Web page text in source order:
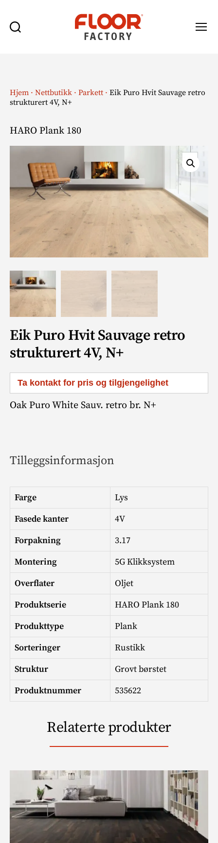
Hjem · Nettbutikk · Parkett · Eik Puro Hvit Sauvage retro
strukturert 4V, N+
HARO Plank 180
Eik Puro Hvit Sauvage retro
strukturert 4V, N+
Ta kontakt for pris og tilgjengelighet
Oak Puro White Sauv. retro br. N+
Tilleggsinformasjon
Farge
Lys
Fasede kanter
4V
Forpakning
3.17
Montering
5G Klikksystem
Overflater
Oljet
Produktserie
HARO Plank 180
Produkttype
Plank
Sorteringer
Rustikk
Struktur
Grovt børstet
Produktnummer
535622
Relaterte produkter